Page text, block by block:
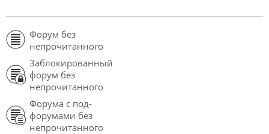
Форум без
непрочитанного
Заблокированный
форум без
непрочитанного
Форума с под-
форумами без
непрочитанного